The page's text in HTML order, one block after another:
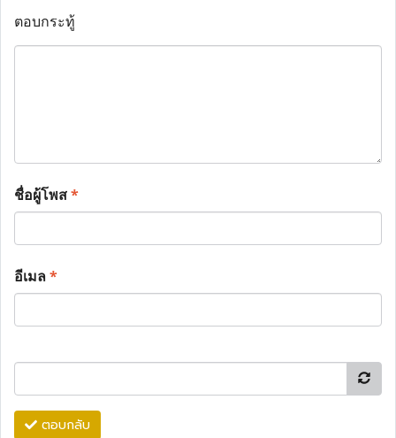
ตอบกระทู้
ชื่อผู้โพส*
อีเมล*
ตอบกลับ